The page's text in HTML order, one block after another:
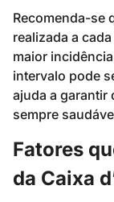
Recomenda-se
realizada a
maior
intervalo pode
ajuda a garantir
sempre
Fatores
da Caixa